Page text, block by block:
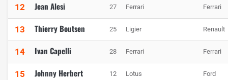
12 Jean Alesi 27 Ferrari Ferrari
13 Thierry Boutsen 25 Ligier Renault
14 Ivan Capelli 28 Ferrari Ferrari
15 Johnny Herbert 12 Lotus Ford